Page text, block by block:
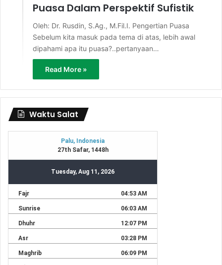
Puasa Dalam Perspektif Sufistik
Oleh: Dr. Rusdin, S.Ag., M.Fil.I. Pengertian Puasa
Sebelum kita masuk pada tema di atas, lebih awal
dipahami apa itu puasa?..pertanyaan…
Read More »
Waktu Salat